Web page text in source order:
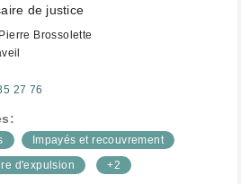
de justice
Brossolette
27 76
Impayés et recouvrement
d'expulsion
+2